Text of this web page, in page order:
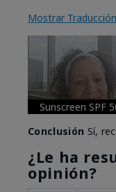
Mostrar Traducción
Sunscreen SPF
Conclusión Sí,
¿Le ha
opinión?